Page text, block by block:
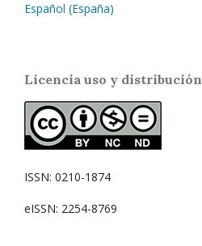
Español (España)
Licencia uso y distribución
ISSN: 0210-1874
eISSN: 2254-8769